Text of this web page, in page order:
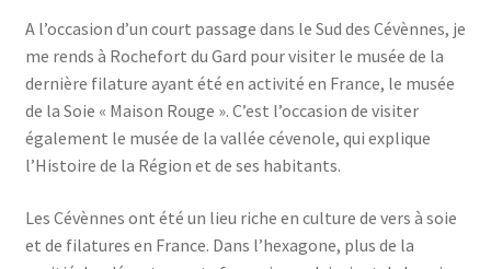
A l’occasion d’un court passage dans le Sud des Cévènnes, je
me rends à Rochefort du Gard pour visiter le musée de la
dernière filature ayant été en activité en France, le musée
de la Soie « Maison Rouge ». C’est l’occasion de visiter
également le musée de la vallée cévenole, qui explique
l’Histoire de la Région et de ses habitants.
Les Cévènnes ont été un lieu riche en culture de vers à soie
et de filatures en France. Dans l’hexagone, plus de la